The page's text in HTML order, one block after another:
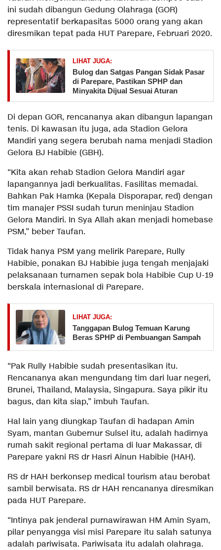
ini sudah dibangun Gedung Olahraga (GOR)
representatif berkapasitas 5000 orang yang akan
diresmikan tepat pada HUT Parepare, Februari 2020.
LIHAT JUGA:
Bulog dan Satgas Pangan Sidak Pasar
di Parepare, Pastikan SPHP dan
Minyakita Dijual Sesuai Aturan
Di depan GOR, rencananya akan dibangun lapangan
tenis. Di kawasan itu juga, ada Stadion Gelora
Mandiri yang segera berubah nama menjadi Stadion
Gelora BJ Habibie (GBH).
“Kita akan rehab Stadion Gelora Mandiri agar
lapangannya jadi berkualitas. Fasilitas memadai.
Bahkan Pak Hamka (Kepala Disporapar, red) dengan
tim manajer PSSI sudah turun meninjau Stadion
Gelora Mandiri. In Sya Allah akan menjadi homebase
PSM,” beber Taufan.
Tidak hanya PSM yang melirik Parepare, Rully
Habibie, ponakan BJ Habibie juga tengah menjajaki
pelaksanaan turnamen sepak bola Habibie Cup U-19
berskala internasional di Parepare.
LIHAT JUGA:
Tanggapan Bulog Temuan Karung
Beras SPHP di Pembuangan Sampah
“Pak Rully Habibie sudah presentasikan itu.
Rencananya akan mengundang tim dari luar negeri,
Brunei, Thailand, Malaysia, Singapura. Saya pikir itu
bagus, dan kita siap,” imbuh Taufan.
Hal lain yang diungkap Taufan di hadapan Amin
Syam, mantan Gubernur Sulsel itu, adalah hadirnya
rumah sakit regional pertama di luar Makassar, di
Parepare yakni RS dr Hasri Ainun Habibie (HAH).
RS dr HAH berkonsep medical tourism atau berobat
sambil berwisata. RS dr HAH rencananya diresmikan
pada HUT Parepare.
“Intinya pak jenderal purnawirawan HM Amin Syam,
pilar penyangga visi misi Parepare itu salah satunya
adalah pariwisata. Pariwisata itu adalah olahraga.